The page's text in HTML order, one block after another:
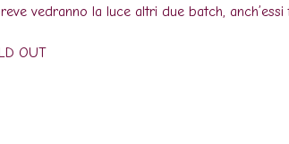
vedranno la luce altri due batch,
OUT